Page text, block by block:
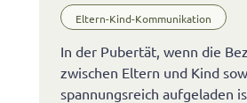
Eltern-Kind-Kommunikation
In der Pubertät, wenn die
zwischen Eltern und Kind
spannungsreich aufgeladen